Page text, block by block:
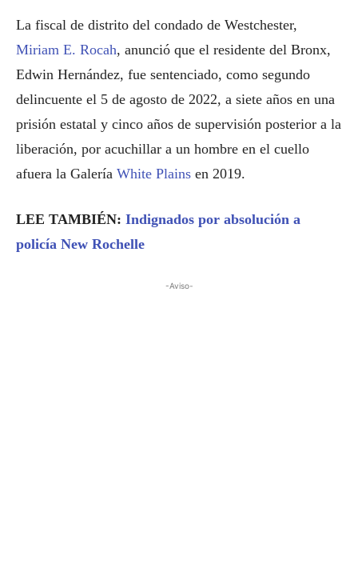
La fiscal de distrito del condado de Westchester,
Miriam E. Rocah, anunció que el residente del Bronx,
Edwin Hernández, fue sentenciado, como segundo
delincuente el 5 de agosto de 2022, a siete años en una
prisión estatal y cinco años de supervisión posterior a la
liberación, por acuchillar a un hombre en el cuello
afuera la Galería White Plains en 2019.
LEE TAMBIÉN: Indignados por absolución a
policía New Rochelle
-Aviso-